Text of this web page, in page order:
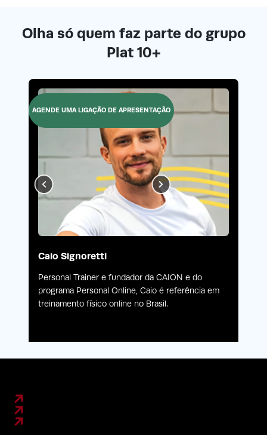
AGENDE UMA LIGAÇÃO DE APRESENTAÇÃO
Olha só quem faz parte do grupo
Plat 10+
Caio Signoretti
Personal Trainer e fundador da CAION e do
programa Personal Online, Caio é referência em
treinamento físico online no Brasil.